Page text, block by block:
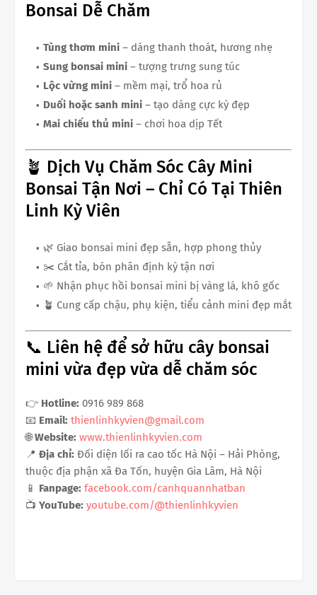
Bonsai Dễ Chăm
Tùng thơm mini – dáng thanh thoát, hương nhẹ
Sung bonsai mini – tượng trưng sung túc
Lộc vừng mini – mềm mại, trổ hoa rủ
Duối hoặc sanh mini – tạo dáng cực kỳ đẹp
Mai chiếu thủ mini – chơi hoa dịp Tết
🪴 Dịch Vụ Chăm Sóc Cây Mini
Bonsai Tận Nơi – Chỉ Có Tại Thiên
Linh Kỳ Viên
🌿 Giao bonsai mini đẹp sẵn, hợp phong thủy
✂️ Cắt tỉa, bón phân định kỳ tận nơi
🌱 Nhận phục hồi bonsai mini bị vàng lá, khô gốc
🪴 Cung cấp chậu, phụ kiện, tiểu cảnh mini đẹp mắt
📞 Liên hệ để sở hữu cây bonsai
mini vừa đẹp vừa dễ chăm sóc
👉 Hotline: 0916 989 868
📧 Email: thienlinhkyvien@gmail.com
🌐Website: www.thienlinhkyvien.com
📍 Địa chỉ: Đối diện lối ra cao tốc Hà Nội – Hải Phòng,
thuộc địa phận xã Đa Tốn, huyện Gia Lâm, Hà Nội
📱 Fanpage: facebook.com/canhquannhatban
📺 YouTube: youtube.com/@thienlinhkyvien